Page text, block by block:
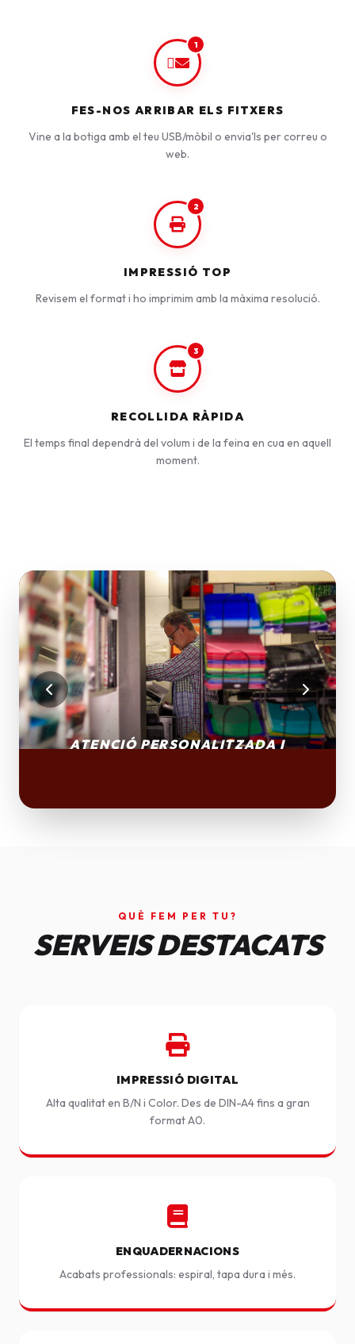
1
FES-NOS ARRIBAR ELS FITXERS
Vine a la botiga amb el teu USB/mòbil o envia'ls per correu o
web.
2
IMPRESSIÓ TOP
Revisem el format i ho imprimim amb la màxima resolució.
3
RECOLLIDA RÀPIDA
El temps final dependrà del volum i de la feina en cua en aquell
moment.
QUÈ FEM PER TU?
SERVEIS DESTACATS
IMPRESSIÓ DIGITAL
Alta qualitat en B/N i Color. Des de DIN-A4 fins a gran
format A0.
ENQUADERNACIONS
Acabats professionals: espiral, tapa dura i més.